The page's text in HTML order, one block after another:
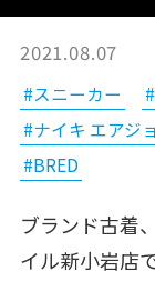
2021.08.07
#スニーカー
#ナイキ エアジ
#BRED
ブランド古着
イル新小岩店で